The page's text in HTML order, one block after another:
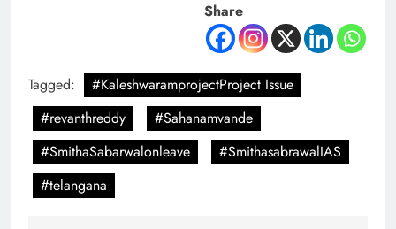
Share
Tagged:
#KaleshwaramprojectProject Issue
#revanthreddy
#Sahanamvande
#SmithaSabarwalonleave
#SmithasabrawalIAS
#telangana